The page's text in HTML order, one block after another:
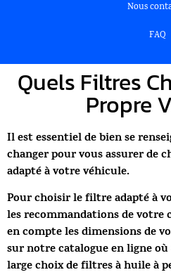
Nous
FAQ
Quels Filtres
Propre
Il est essentiel de bien se
changer pour vous assurer de
adapté à votre véhicule.
Pour choisir le filtre adapté à
les recommandations de
en compte les dimensions de
sur notre catalogue en ligne
large choix de filtres à huile à